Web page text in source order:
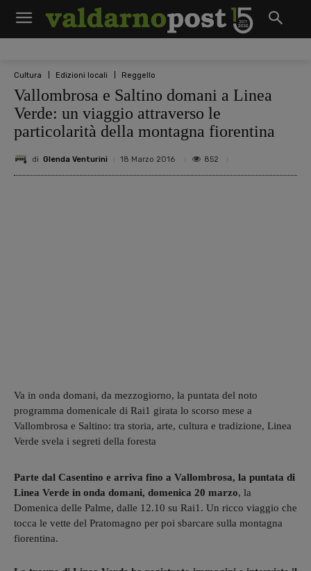
Cultura Edizioni locali Reggello
Vallombrosa e Saltino domani a Linea
Verde: un viaggio attraverso le
particolarità della montagna fiorentina
di Glenda Venturini 18 Marzo 2016 852
Va in onda domani, da mezzogiorno, la puntata del noto
programma domenicale di Rai1 girata lo scorso mese a
Vallombrosa e Saltino: tra storia, arte, cultura e tradizione, Linea
Verde svela i segreti della foresta
Parte dal Casentino e arriva fino a Vallombrosa, la puntata di
Linea Verde in onda domani, domenica 20 marzo, la
Domenica delle Palme, dalle 12.10 su Rai1. Un ricco viaggio che
tocca le vette del Pratomagno per poi sbarcare sulla montagna
fiorentina.